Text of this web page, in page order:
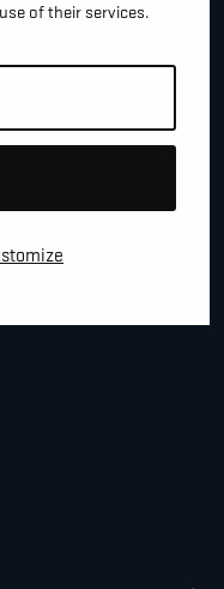
of their services.